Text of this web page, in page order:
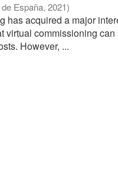
España,2021)
has acquired a major
virtual commissioning
However, ...